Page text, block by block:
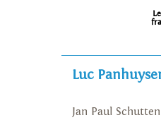
Luc
Jan Paul